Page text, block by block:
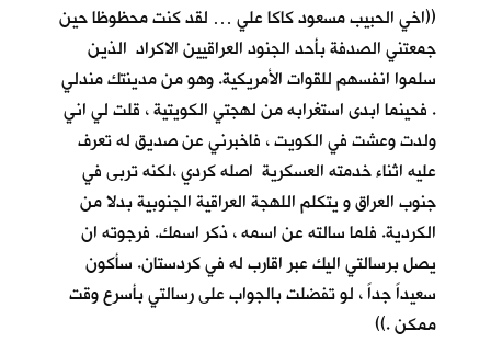
((اخي الحبيب مسعود كاكا علي … لقد كنت محظوظا حين
جمعتني الصدفة بأحد الجنود العراقيين الاكراد الذين
سلموا انفسهم للقوات الأمريكية. وهو من مدينتك مندلي
. فحينما ابدى استغرابه من لهجتي الكويتية ، قلت لي اني
ولدت وعشت في الكويت ، فاخبرني عن صديق له تعرف
عليه اثناء خدمته العسكرية اصله كردي ،لكنه تربى في
جنوب العراق و يتكلم اللهجة العراقية الجنوبية بدلا من
الكردية. فلما سالته عن اسمه ، ذكر اسمك. فرجوته ان
يصل برسالتي اليك عبر اقارب له في كردستان. سأكون
سعيداً جداً ، لو تفضلت بالجواب على رسالتي بأسرع وقت
ممكن .))